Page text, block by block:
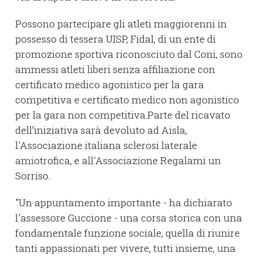
Possono partecipare gli atleti maggiorenni in
possesso di tessera UISP, Fidal, di un ente di
promozione sportiva riconosciuto dal Coni, sono
ammessi atleti liberi senza affiliazione con
certificato medico agonistico per la gara
competitiva e certificato medico non agonistico
per la gara non competitiva.Parte del ricavato
dell’iniziativa sarà devoluto ad Aisla,
l'Associazione italiana sclerosi laterale
amiotrofica, e all'Associazione Regalami un
Sorriso.
"Un appuntamento importante - ha dichiarato
l'assessore Guccione - una corsa storica con una
fondamentale funzione sociale, quella di riunire
tanti appassionati per vivere, tutti insieme, una